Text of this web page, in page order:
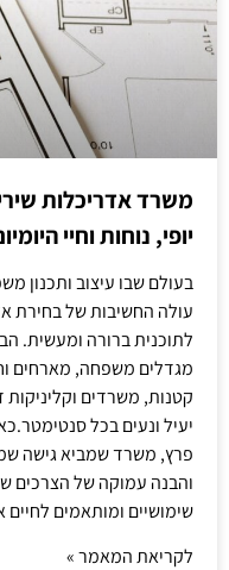
משרד אדריכלות
יופי, נוחות וחיי
בעולם שבו עיצוב ותכנון
עולה החשיבות של בחירת
לתוכנית ברורה ומעשית.
מגדלים משפחה, מארחים
קטנות, משרדים
יעיל ונעים בכל
פרץ, משרד שמביא גישה
והבנה עמוקה של הצרכים
שימושיים ומותאמים לחיים
לקריאת המאמר »